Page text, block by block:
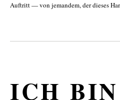
Auftritt — von jemandem, der dieses
ICH BIN